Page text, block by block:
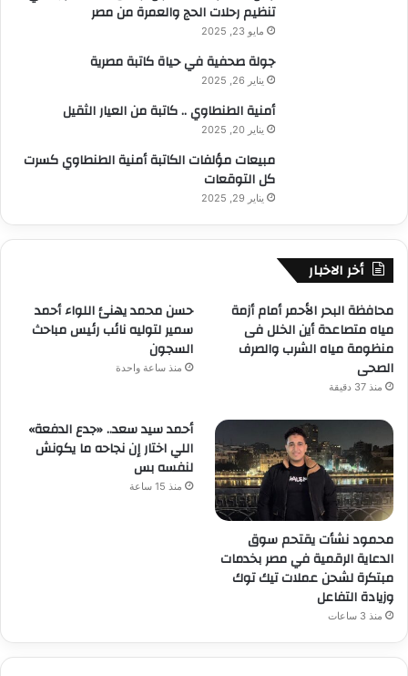
تنظيم رحلات الحج والعمرة من مصر
مايو 23, 2025
جولة صحفية في حياة كاتبة مصرية
يناير 26, 2025
أمنية الطنطاوي .. كاتبة من العيار الثقيل
يناير 20, 2025
مبيعات مؤلفات الكاتبة أمنية الطنطاوي كسرت
كل التوقعات
يناير 29, 2025
أخر الاخبار
محافظة البحر الأحمر أمام أزمة
مياه متصاعدة أين الخلل فى
منظومة مياه الشرب والصرف
الصحى
منذ 37 دقيقة
حسن محمد يهنئ اللواء أحمد
سمير لتوليه نائب رئيس مباحث
السجون
منذ ساعة واحدة
محمود نشأت يقتحم سوق
الدعاية الرقمية في مصر بخدمات
مبتكرة لشحن عملات تيك توك
وزيادة التفاعل
منذ 3 ساعات
أحمد سيد سعد.. «جدع الدفعة»
اللي اختار إن نجاحه ما يكونش
لنفسه بس
منذ 15 ساعة